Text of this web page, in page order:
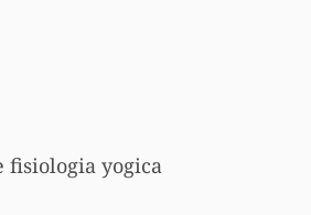
fisiologia yogica